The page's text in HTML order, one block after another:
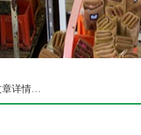
章详情…